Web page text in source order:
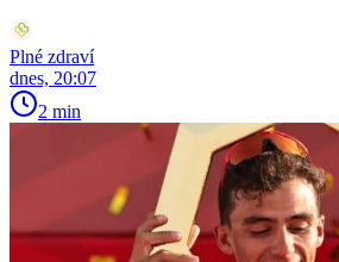
Plné zdraví
dnes, 20:07
2 min